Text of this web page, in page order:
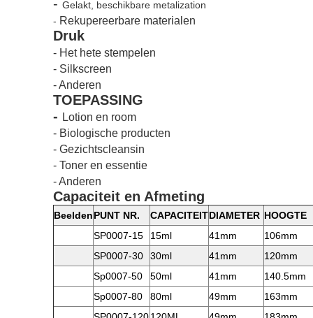
- Gelakt, beschikbare metalization
- Rekupereerbare materialen
Druk
- Het hete stempelen
- Silkscreen
- Anderen
TOEPASSING
- Lotion en room
- Biologische producten
- Gezichtscleansin
- Toner en essentie
- Anderen
Capaciteit en Afmeting
BeeldenPUNT NR. CAPACITEITDIAMETER HOOGTE
SP0007-15
15ml 41mm
106mm
SP0007-30
30ml 41mm
120mm
Sp0007-50
50ml 41mm
140.5mm
Sp0007-80
80ml 49mm
163mm